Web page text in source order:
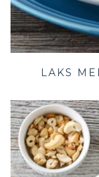
LAKS